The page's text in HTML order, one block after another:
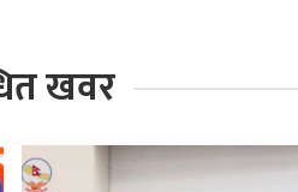
खवर